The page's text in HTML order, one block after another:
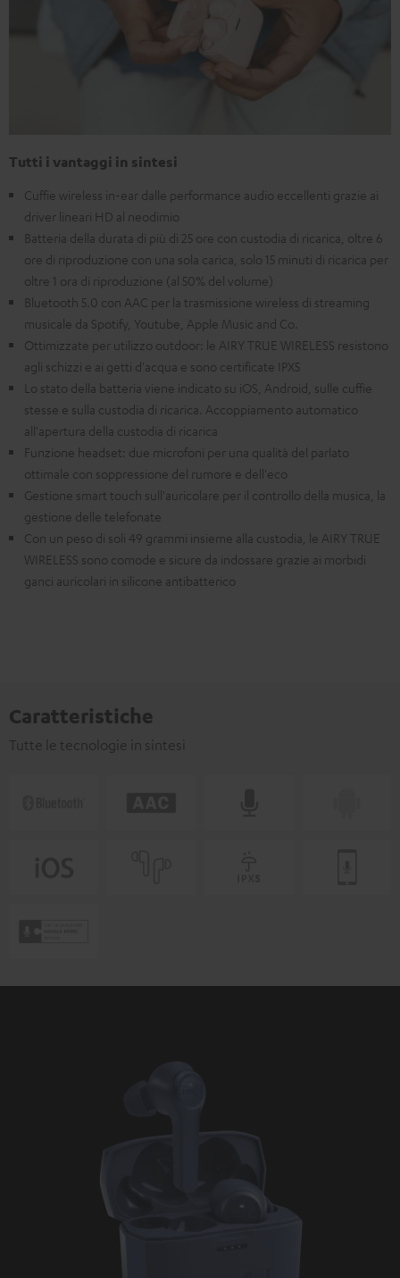
Tutti i vantaggi in sintesi
Cuffie wireless in-ear dalle performance audio eccellenti grazie ai
driver lineari HD al neodimio
Batteria della durata di più di 25 ore con custodia di ricarica, oltre 6
ore di riproduzione con una sola carica, solo 15 minuti di ricarica per
oltre 1 ora di riproduzione (al 50% del volume)
Bluetooth 5.0 con AAC per la trasmissione wireless di streaming
musicale da Spotify, Youtube, Apple Music and Co.
Ottimizzate per utilizzo outdoor: le AIRY TRUE WIRELESS resistono
agli schizzi e ai getti d'acqua e sono certificate IPX5
Lo stato della batteria viene indicato su iOS, Android, sulle cuffie
stesse e sulla custodia di ricarica. Accoppiamento automatico
all'apertura della custodia di ricarica
Funzione headset: due microfoni per una qualità del parlato
ottimale con soppressione del rumore e dell'eco
Gestione smart touch sull'auricolare per il controllo della musica, la
gestione delle telefonate
Con un peso di soli 49 grammi insieme alla custodia, le AIRY TRUE
WIRELESS sono comode e sicure da indossare grazie ai morbidi
ganci auricolari in silicone antibatterico
Caratteristiche
Tutte le tecnologie in sintesi